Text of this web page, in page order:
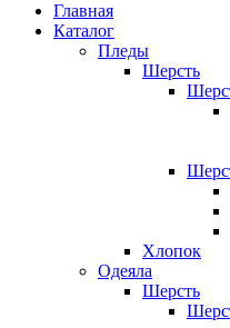
Главная
Каталог
Пледы
Шерсть
Хлопок
Одеяла
Шерсть